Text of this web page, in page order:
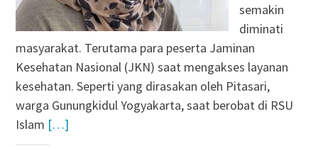
semakin
diminati
masyarakat. Terutama para peserta Jaminan
Kesehatan Nasional (JKN) saat mengakses layanan
kesehatan. Seperti yang dirasakan oleh Pitasari,
warga Gunungkidul Yogyakarta, saat berobat di RSU
Islam […]